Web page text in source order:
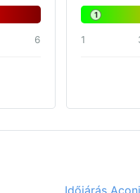
6
1
1